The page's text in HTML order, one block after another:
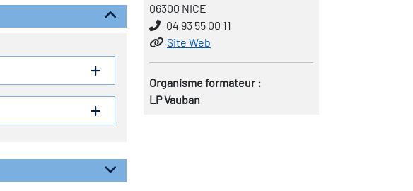
06300 NICE
04 93 55 00 11
Site Web
Organisme formateur :
LP Vauban